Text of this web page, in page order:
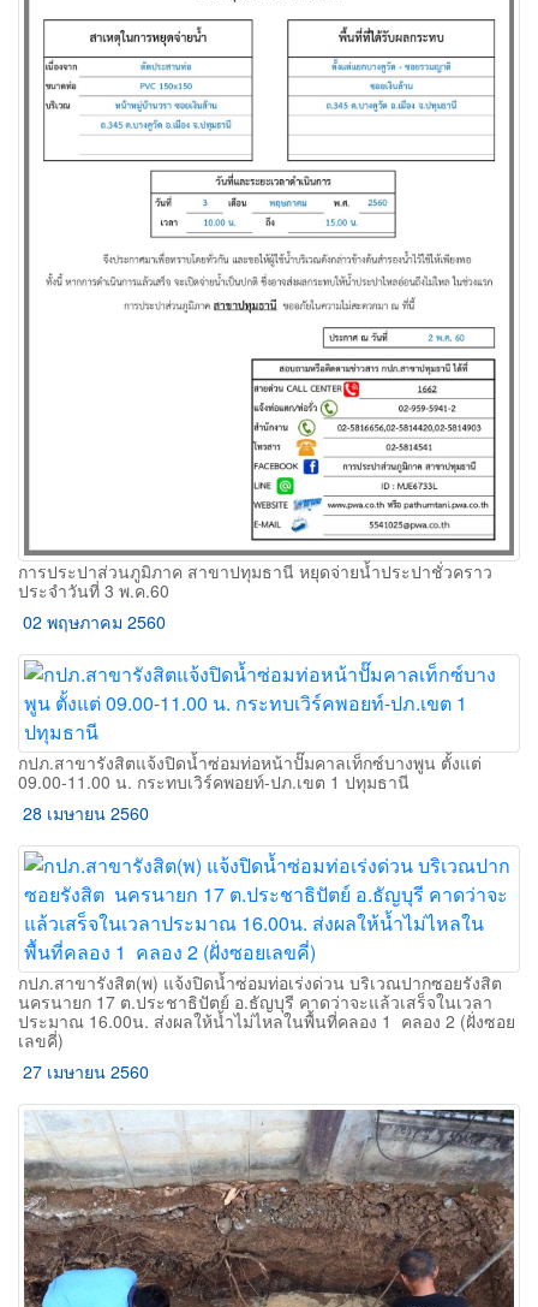
การประปาส่วนภูมิภาค สาขาปทุมธานี หยุดจ่ายน้ำประปาชั่วคราว
ประจำวันที่ 3 พ.ค.60
02 พฤษภาคม 2560
กปภ.สาขารังสิตแจ้งปิดน้ำซ่อมท่อหน้าปั๊มคาลเท็กซ์บางพูน ตั้งแต่
09.00-11.00 น. กระทบเวิร์คพอยท์-ปภ.เขต 1 ปทุมธานี
28 เมษายน 2560
กปภ.สาขารังสิต(พ) แจ้งปิดน้ำซ่อมท่อเร่งด่วน บริเวณปากซอยรังสิต 
นครนายก 17 ต.ประชาธิปัตย์ อ.ธัญบุรี คาดว่าจะแล้วเสร็จในเวลา
ประมาณ 16.00น. ส่งผลให้น้ำไม่ไหลในพื้นที่คลอง 1  คลอง 2 (ฝั่งซอย
เลขคี่)
27 เมษายน 2560